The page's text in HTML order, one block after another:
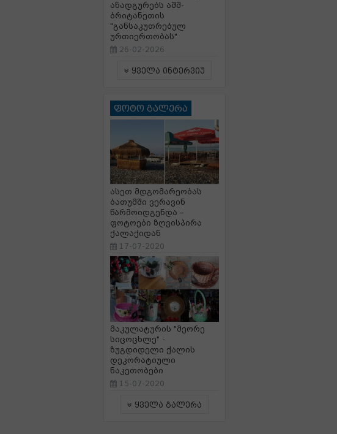
ანადგურებს აშშ-
ბრიტანეთის
"განსაკუთრებულ
ურთიერთობას"
26-02-2026
ყველა ინტერვიუ
ფოტო გალერა
ასეთ მდგომარეობას
ბათუმში ვერავინ
წარმოიდგენდა –
ფოტოები ზღვისპირა
ქალაქიდან
17-07-2020
მაკულატურის "მეორე
სიცოცხლე" -
ზუგდიდელი ქალის
დეკორატიული
ნაკეთობები
15-07-2020
ყველა გალერა